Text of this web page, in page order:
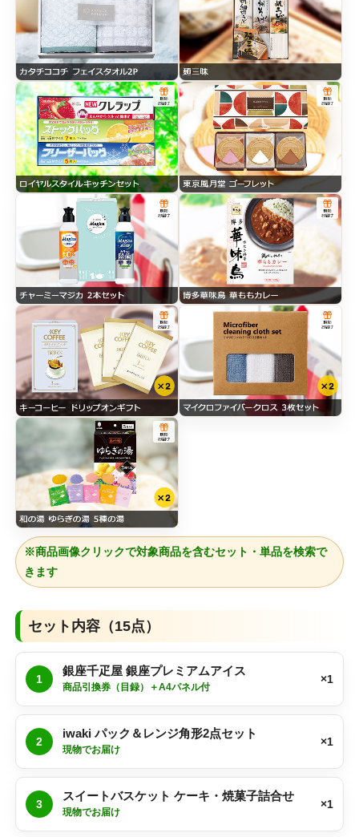
※商品画像クリックで対象商品を含むセット・単品を検索で
きます
セット内容（15点）
1
銀座千疋屋 銀座プレミアムアイス
商品引換券（目録）＋A4パネル付
×1
2
iwaki パック＆レンジ角形2点セット
現物でお届け
×1
3
スイートバスケット ケーキ・焼菓子詰合せ
現物でお届け
×1